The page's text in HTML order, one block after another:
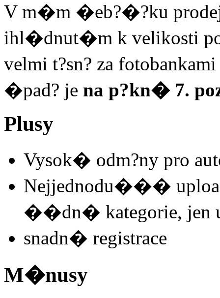
V m�m �eb?�?ku
ihl�dnut�m k velikosti
velmi t?sn? za
�pad? je na p?kn� 7.
Plusy
Vysok� odm?ny pro
Nejjednodu���
��dn� kategorie, jen
snadn� registrace
M�nusy